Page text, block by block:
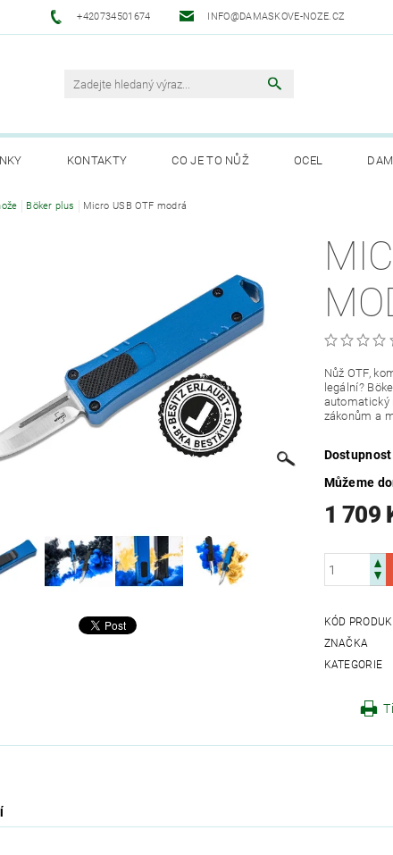
+420734501674 INFO@DAMASKOVE-NOZE.CZ
KONTAKTY CO JE TO NŮŽ OCEL
SOLINGEN
Böker plus Micro USB OTF modrá
Nůž OTF,
legální?
automatický
zákonům a
Dostupnost
Můžeme
1 709
KÓD
ZNAČKA
KATEGORIE